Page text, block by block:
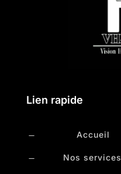
Lien rapide
K Accueil
K Nos services